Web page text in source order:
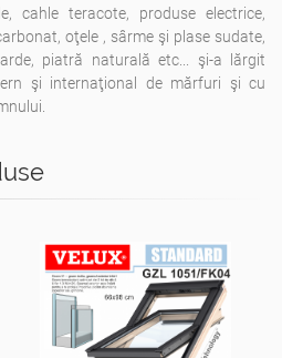
cahle teracote, produse electrice,
oţele , sârme şi plase sudate,
piatră naturală etc... şi-a lărgit
şi internaţional de mărfuri şi cu